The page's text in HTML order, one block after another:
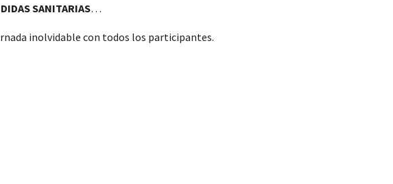
SANITARIAS…
inolvidable con todos los participantes.